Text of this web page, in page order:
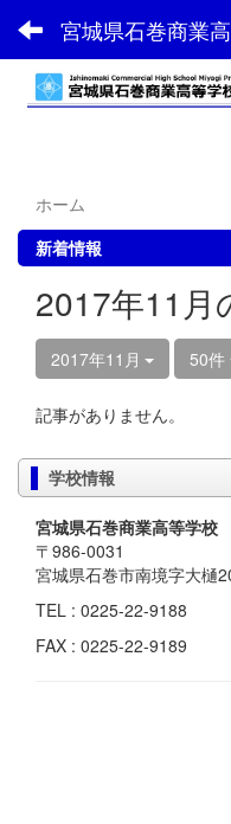
宮城県石巻商業
ホーム
新着情報
2017年11月
2017年11月 50件
記事がありません。
学校情報
宮城県石巻商業高等学校
〒986-0031
宮城県石巻市南境字大樋
TEL : 0225-22-9188
FAX : 0225-22-9189